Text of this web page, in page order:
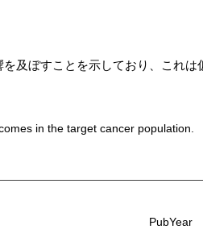
及ぼすことを示しており、これは
in the target cancer population.
PubYear